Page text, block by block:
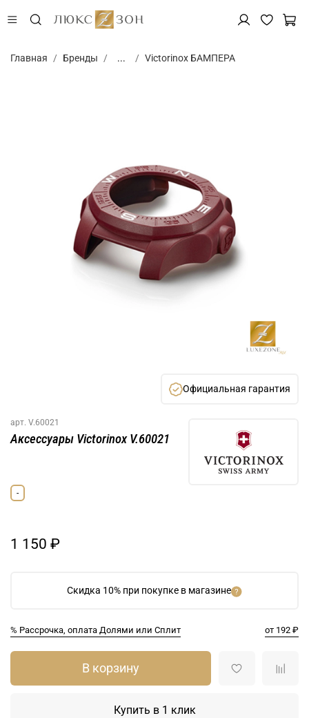
Главная Бренды ... Victorinox БАМПЕРА
Официальная гарантия
арт. V.60021
Скидка 10% при покупке в магазине
% Рассрочка, оплата Долями или Сплит от 192 ₽
Аксессуары Victorinox V.60021
-
1 150 ₽
В корзину
Купить в 1 клик